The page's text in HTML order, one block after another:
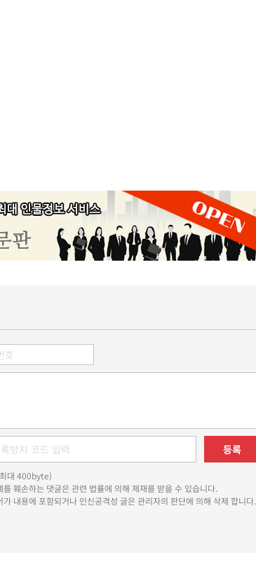
등록
대 400byte)
훼손하는 댓글은 관련 법률에 의해 제재를 받을 수 있습니다.
내용에 포함되거나 인신공격성 글은 관리자의 판단에 의해 삭제 합니다.